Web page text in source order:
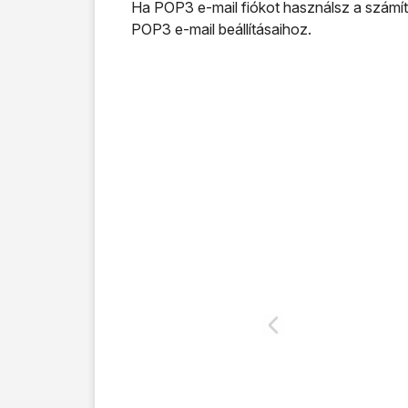
Ha POP3 e-mail fiókot használsz a
POP3 e-mail beállításaihoz.